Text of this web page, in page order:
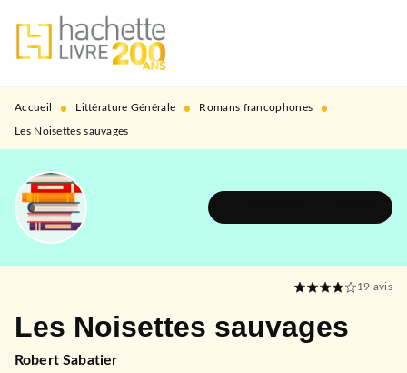
MENU RECHERCHE
PIED DE PAGE
Accueil • Littérature Générale • Romans francophones •
Les Noisettes sauvages
19 avis
Les Noisettes sauvages
Robert Sabatier